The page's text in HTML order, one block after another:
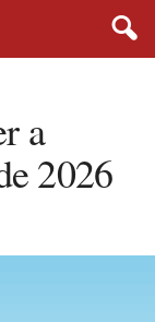
a
2026